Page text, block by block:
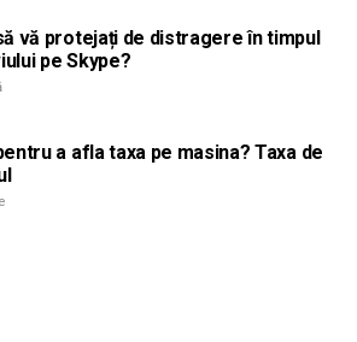
vă protejați de distragere în timpul
pe Skype?
a afla taxa pe masina? Taxa de